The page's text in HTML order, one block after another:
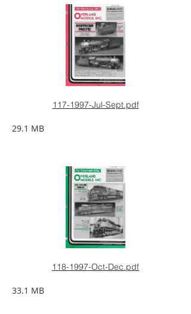
117-1997-Jul-Sept.pdf
29.1 MB
118-1997-Oct-Dec.pdf
33.1 MB